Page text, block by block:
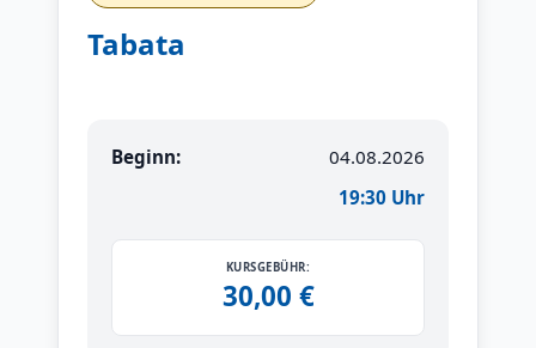
Tabata
Beginn:
04.08.2026
19:30 Uhr
KURSGEBÜHR:
30,00 €